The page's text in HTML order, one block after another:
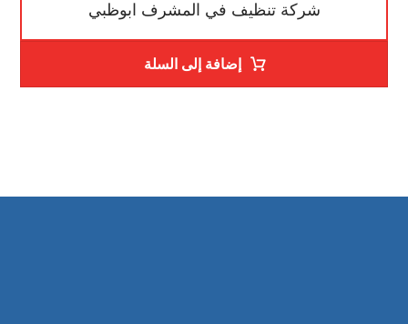
شركة تنظيف في المشرف ابوظبي
إضافة إلى السلة